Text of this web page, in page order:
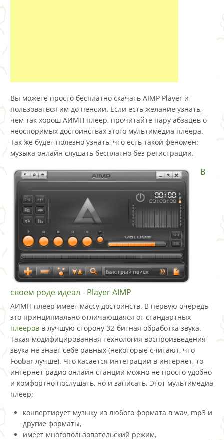
Вы можете просто бесплатно скачать AIMP Player и
пользоваться им до пенсии. Если есть желание узнать,
чем так хорош АИМП плеер, прочитайте пару абзацев о
неоспоримых достоинствах этого мультимедиа плеера.
Так же будет полезно узнать, что есть такой феномен:
музыка онлайн слушать бесплатно без регистрации.
В
своем роде идеал - Player AIMP
АИМП плеер имеет массу достоинств. В первую очередь
это принципиально отличающаяся от стандартных
плееров в лучшую сторону 32-битная обработка звука.
Такая модифицированная технология воспроизведения
звука не знает себе равных (некоторые считают, что
Foobar лучше). Что касается интеграции в интернет, то
интернет радио онлайн станции можно не просто удобно
и комфортно послушать, но и записать. Этот мультимедиа
плеер:
конвертирует музыку из любого формата в wav, mp3 и
другие форматы,
имеет многопользовательский режим,